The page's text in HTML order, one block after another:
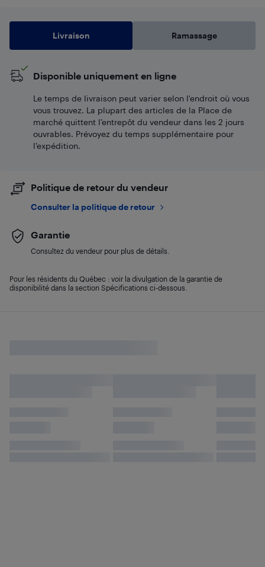
Livraison Ramassage
Disponible uniquement en ligne
Le temps de livraison peut varier selon l'endroit où vous
vous trouvez. La plupart des articles de la Place de
marché quittent l’entrepôt du vendeur dans les 2 jours
ouvrables. Prévoyez du temps supplémentaire pour
l’expédition.
Politique de retour du vendeur
Consulter la politique de retour
Garantie
Consultez du vendeur pour plus de détails.
Pour les résidents du Québec : voir la divulgation de la garantie de
disponibilité dans la section Spécifications ci-dessous.